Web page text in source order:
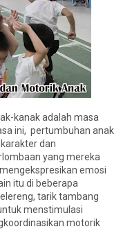
kanak adalah masa
ini, pertumbuhan anak
dan
yang mereka
emosi
itu di beberapa
tarik tambang
menstimulasi
motorik